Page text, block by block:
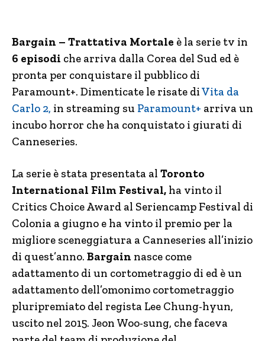
Bargain – Trattativa Mortale è la serie tv in
6 episodi che arriva dalla Corea del Sud ed è
pronta per conquistare il pubblico di
Paramount+. Dimenticate le risate diVita da
Carlo 2, in streaming su Paramount+ arriva un
incubo horror che ha conquistato i giurati di
Canneseries.
La serie è stata presentata al Toronto
International Film Festival, ha vinto il
Critics Choice Award al Seriencamp Festival di
Colonia a giugno e ha vinto il premio per la
migliore sceneggiatura a Canneseries all’inizio
di quest’anno. Bargain nasce come
adattamento di un cortometraggio di ed è un
adattamento dell’omonimo cortometraggio
pluripremiato del regista Lee Chung-hyun,
uscito nel 2015. Jeon Woo-sung, che faceva